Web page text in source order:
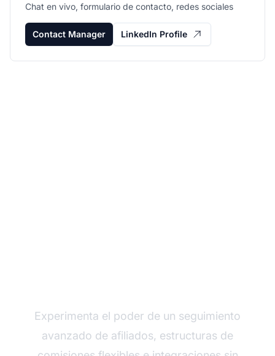
Chat en vivo, formulario de contacto, redes sociales
Contact Manager LinkedIn Profile
Experimenta el poder de un seguimiento
avanzado de afiliados, estructuras de